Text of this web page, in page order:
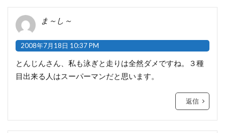
ま～し～
2008年7月18日 10:37 PM
とんじんさん、私も泳ぎと走りは全然ダメですね。３種
目出来る人はスーパーマンだと思います。
返信